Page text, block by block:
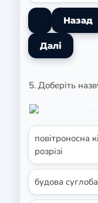
5. Доберіть
повітроносна
розрізі
будова суглоба